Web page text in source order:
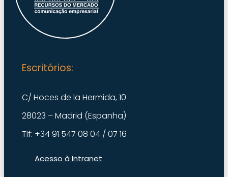
Escritórios:
C/ Hoces de la Hermida, 10
28023 – Madrid (Espanha)
Tlf: +34 91 547 08 04 / 07 16
Acesso à Intranet